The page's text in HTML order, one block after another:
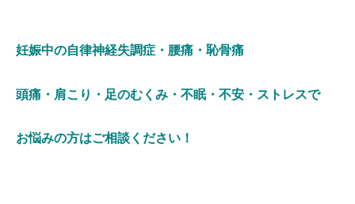
妊娠中の自律神経失調症・腰痛・恥骨痛
頭痛・肩こり・足のむくみ・不眠・不安・ストレスで
お悩みの方はご相談ください！